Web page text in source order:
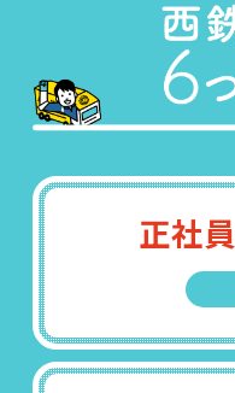
正社員